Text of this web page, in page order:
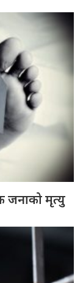
जनाको मृत्यु